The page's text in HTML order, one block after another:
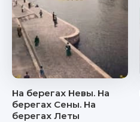
На берегах Невы. На
берегах Сены. На
берегах Леты